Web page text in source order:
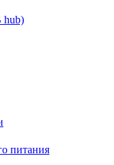
hub)
питания